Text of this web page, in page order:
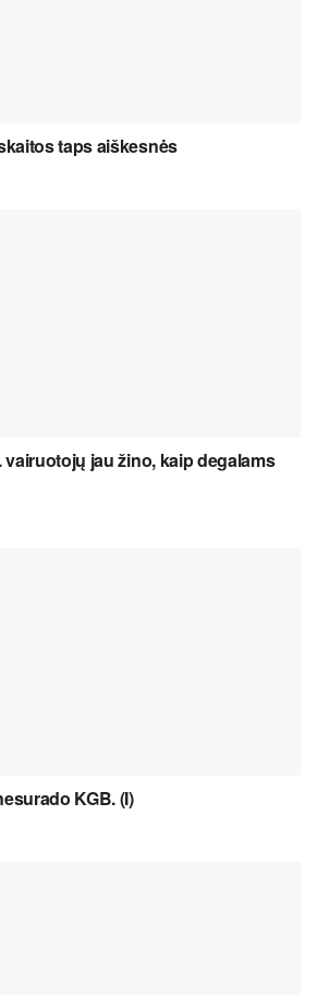
taps aiškesnės
vairuotojų jau žino, kaip degalams
KGB. (I)